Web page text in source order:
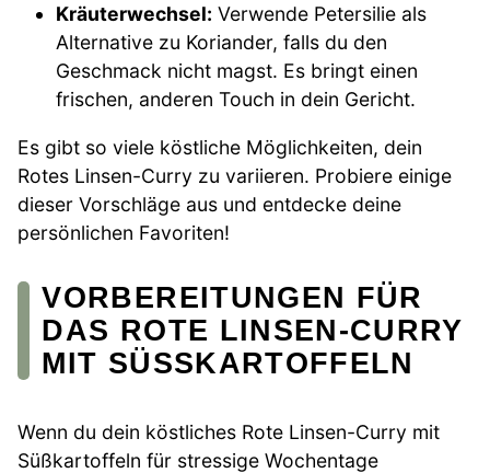
Kräuterwechsel: Verwende Petersilie als
Alternative zu Koriander, falls du den
Geschmack nicht magst. Es bringt einen
frischen, anderen Touch in dein Gericht.
Es gibt so viele köstliche Möglichkeiten, dein
Rotes Linsen-Curry zu variieren. Probiere einige
dieser Vorschläge aus und entdecke deine
persönlichen Favoriten!
VORBEREITUNGEN FÜR
DAS ROTE LINSEN-CURRY
MIT SÜSSKARTOFFELN
Wenn du dein köstliches Rote Linsen-Curry mit
Süßkartoffeln für stressige Wochentage